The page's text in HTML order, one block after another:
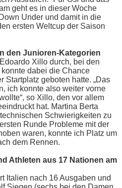
geht es in dieser Woche
Under und damit in die
ersten Weltcup der Saison
den Junioren-Kategorien
Xillo durch, bei den
dabei die Chance
Startplatz geboten hatte. „Das
ich konnte also weiter vorne
so Xillo, den vor allem
hat. Martina Berta
Schwierigkeiten zu
Runde Probleme mit der
waren, konnte ich Platz um
dem Rennen.
Athleten aus 17 Nationen am
Italien nach 16 Ausgaben und